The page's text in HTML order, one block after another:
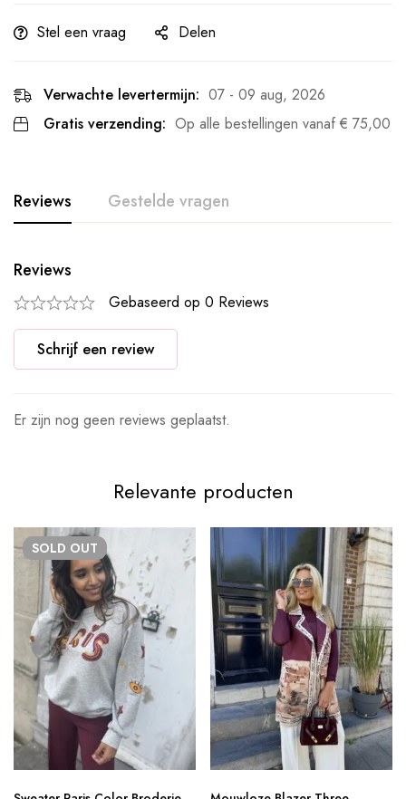
Stel een vraag Delen
Verwachte levertermijn: 07 - 09 aug, 2026
Gratis verzending: Op alle bestellingen vanaf € 75,00
Reviews Gestelde vragen
Reviews
Gebaseerd op 0 Reviews
Schrijf een review
Er zijn nog geen reviews geplaatst.
Relevante producten
SOLD OUT